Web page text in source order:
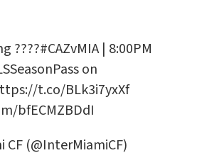
????#CAZvMIA| 8:00PM
on
t.co/BLk3i7yxXf
bfECMZBDdI
(@InterMiamiCF)